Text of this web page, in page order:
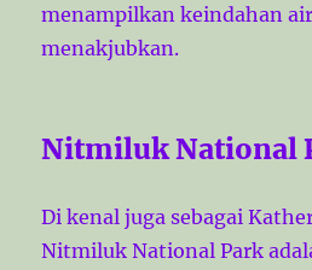
menampilkan keindahan
menakjubkan.
Nitmiluk National
Di kenal juga sebagai
Nitmiluk National Park